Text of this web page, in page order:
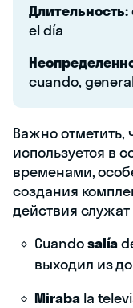
Длительность:
el día
cuando,
Важно отметить,
используется в
временами,
создания
действия
Cuandosalía
выходил из
Mirabala